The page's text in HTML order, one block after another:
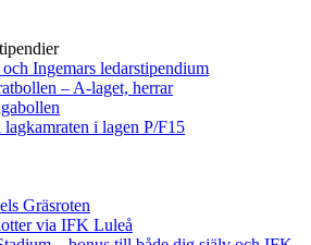
Ingemars ledarstipendium
– A-laget, herrar
lagkamraten i lagen P/F15
Gräsroten
via IFK Luleå